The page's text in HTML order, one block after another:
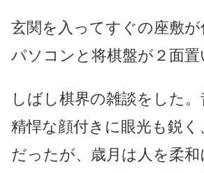
玄関を入ってすぐの座敷が
パソコンと将棋盤が２面置
しばし棋界の雑談をした
精悍な顔付きに眼光も鋭
だったが、歳月は人を柔